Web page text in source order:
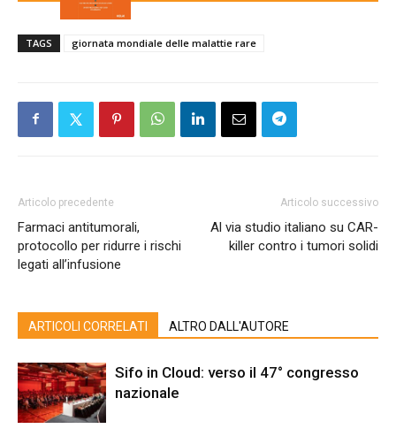
TAGS giornata mondiale delle malattie rare
Articolo precedente
Farmaci antitumorali,
protocollo per ridurre i rischi
legati all’infusione
Articolo successivo
Al via studio italiano su CAR-
killer contro i tumori solidi
ARTICOLI CORRELATI ALTRO DALL'AUTORE
Sifo in Cloud: verso il 47° congresso
nazionale